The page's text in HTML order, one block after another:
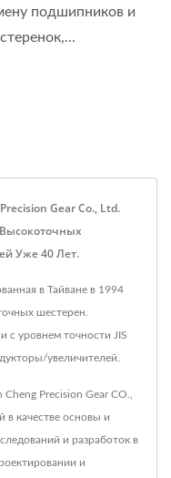
подшипников и
Gear Co., Ltd.
Уже 40 Лет.
в Тайване в 1994
шестерен.
уровнем точности JIS
увеличителей.
Precision Gear CO.,
в качестве основы и
и разработок в
и